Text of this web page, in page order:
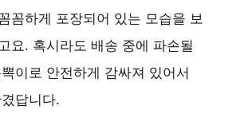
꼼하게 포장되어 있는 모습을 보
요. 혹시라도 배송 중에 파손될
이로 안전하게 감싸져 있어서
답니다.